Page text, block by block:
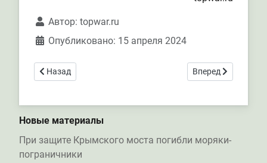
Автор: topwar.ru
Опубликовано: 15 апреля 2024
Предыдущий: Севастополь отмечает 80-ю годовщину
Назад Следующий:
Вперед
Новые материалы
При защите Крымского моста погибли моряки-
пограничники